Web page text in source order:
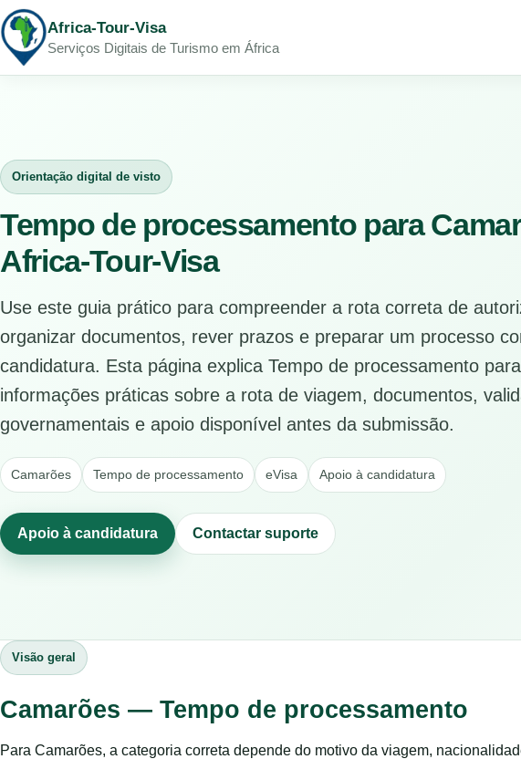
Africa-Tour-Visa
Serviços Digitais de Turismo em África
Orientação digital de visto
Tempo de processamento para
Africa-Tour-Visa
Use este guia prático para compreender a rota correta de
organizar documentos, rever prazos e preparar um processo
candidatura. Esta página explica Tempo de processamento
informações práticas sobre a rota de viagem, documentos,
governamentais e apoio disponível antes da submissão.
Camarões Tempo de processamento eVisa Apoio à candidatura
Apoio à candidatura Contactar suporte
Visão geral
Camarões — Tempo de processamento
Para Camarões, a categoria correta depende do motivo da viagem,